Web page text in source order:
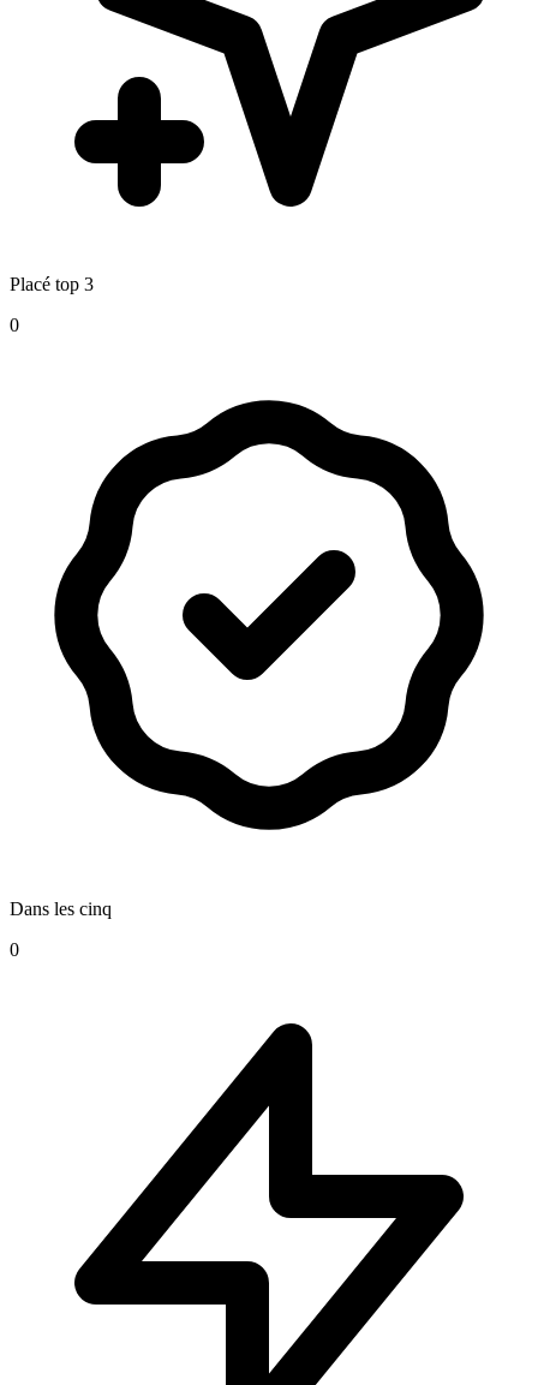
Placé top 3
0
Dans les cinq
0